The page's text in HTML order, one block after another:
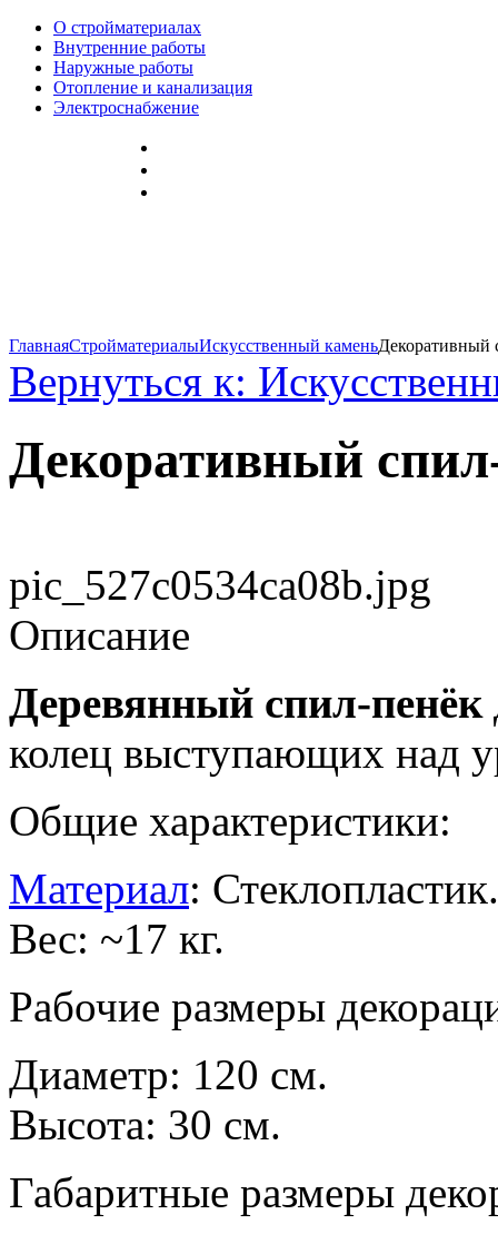
О стройматериалах
Внутренние работы
Наружные работы
Отопление и канализация
Электроснабжение
ГлавнаяСтройматериалыИскусственный каменьДекоративный
Вернуться к:
Декоративный
pic_527c0534ca08b.jpg
Описание
Деревянный спил-пенёк
колец выступающих над
Общие характеристики:
Материал: Стеклопластик.
Вес: ~17 кг.
Рабочие размеры
Диаметр: 120 см.
Высота: 30 см.
Габаритные размеры